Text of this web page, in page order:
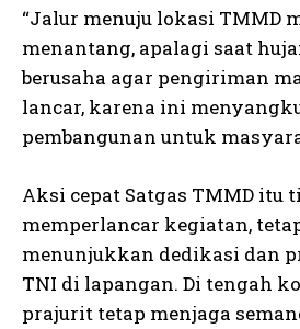
“Jalur menuju lokasi TMMD
menantang, apalagi saat
berusaha agar pengiriman
lancar, karena ini
pembangunan untuk
Aksi cepat Satgas TMMD itu
memperlancar kegiatan,
menunjukkan dedikasi dan
TNI di lapangan. Di tengah
prajurit tetap menjaga